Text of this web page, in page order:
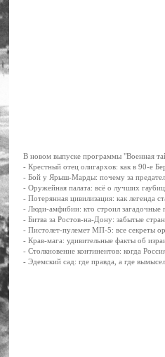
В новом выпуске программы "Военная
- Крестный отец олигархов: как в 90-е
- Бой у Ярыш-Марды: почему за
- Оружейная палата: всё о лучших
- Потерянная цивилизация: как легенда
- Люди-амфибии: кто строил загадочные
- Битва за Ростов-на-Дону: забытые
- Пистолет-пулемет МП-5: все секреты
- Крав-мага: удивительные факты об
- Столкновение континентов: когда
- Эдемский сад: где правда, а где